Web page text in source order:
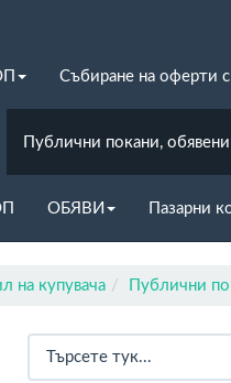
Събиране на оферти
Публични покани,
ОБЯВИ Пазарни
на купувача Публични